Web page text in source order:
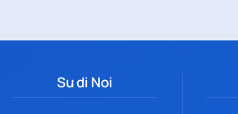
Su di Noi